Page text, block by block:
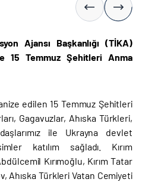
Ajansı Başkanlığı (TİKA)
15 Temmuz Şehitleri Anma
edilen 15 Temmuz Şehitleri
Gagavuzlar, Ahıska Türkleri,
ile Ukrayna devlet
katılım sağladı. Kırım
Kırımoğlu, Kırım Tatar
Ahıska Türkleri Vatan Cemiyeti